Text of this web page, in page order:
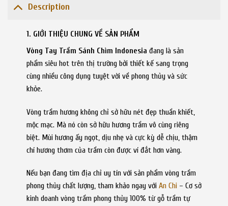
Description
1. GIỚI THIỆU CHUNG VỀ SẢN PHẨM
Vòng Tay Trầm Sánh Chìm Indonesia đang là sản
phẩm siêu hot trên thị trường bởi thiết kế sang trọng
cùng nhiều công dụng tuyệt vời về phong thủy và sức
khỏe.
Vòng trầm hương không chỉ sở hữu nét đẹp thuần khiết,
mộc mạc. Mà nó còn sở hữu hương trầm vô cùng riêng
biệt. Mùi hương ấy ngọt, dịu nhẹ và cực kỳ dễ chịu, thậm
chí hương thơm của trầm còn được ví đắt hơn vàng.
Nếu bạn đang tìm địa chỉ uy tín với sản phẩm vòng trầm
phong thủy chất lượng, tham khảo ngay với An Chi– Cơ sở
kinh doanh vòng trầm phong thủy 100% từ gỗ trầm tự